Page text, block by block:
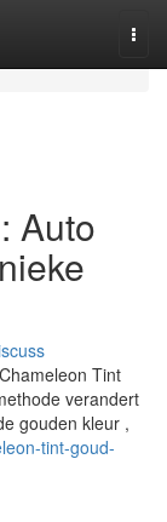
Auto
Tint
verandert
gouden kleur ,
tint-goud-